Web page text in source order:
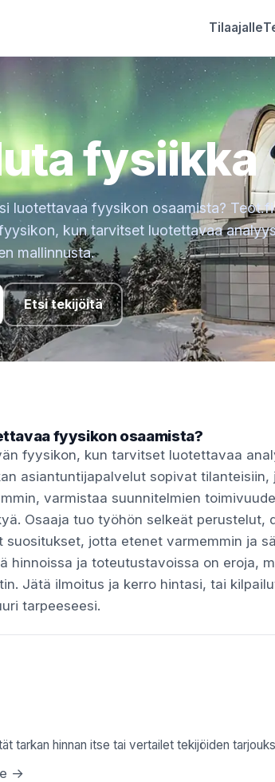
Tilaajalle
fysiikka
luotettavaa fyysikon osaamista?
kun tarvitset luotettavaa
mallinnusta.
Etsi tekijöitä
fyysikon osaamista?
fyysikon, kun tarvitset luotettavaa
asiantuntijapalvelut sopivat tilanteisiin,
varmistaa suunnitelmien
Osaaja tuo työhön selkeät perustelut,
suositukset, jotta etenet varmemmin ja
hinnoissa ja toteutustavoissa on eroja,
Jätä ilmoitus ja kerro hintasi, tai
tarpeeseesi.
tarkan hinnan itse tai vertailet tekijöiden
→